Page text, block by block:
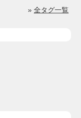
» 全タグ一覧